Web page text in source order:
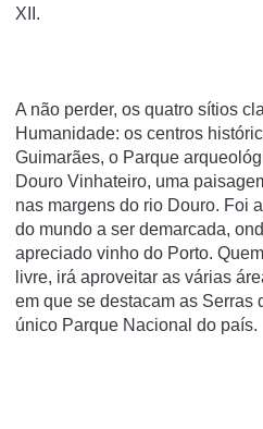
XII.
A não perder, os quatro sítios
Humanidade: os centros
Guimarães, o Parque
Douro Vinhateiro, uma
nas margens do rio Douro. Foi
do mundo a ser demarcada,
apreciado vinho do Porto.
livre, irá aproveitar as várias
em que se destacam as Serras
único Parque Nacional do país.